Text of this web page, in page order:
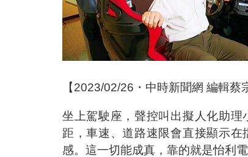
【2023/02/26・中時新聞網 編輯蔡
坐上駕駛座，聲控叫出擬人化助
距，車速、道路速限會直接顯示
感。這一切能成真，靠的就是怡利